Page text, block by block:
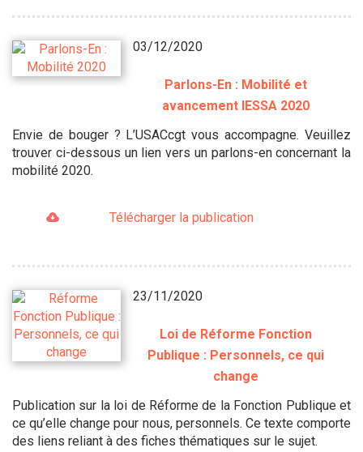
03/12/2020
Parlons-En : Mobilité et
avancement IESSA 2020
Envie de bouger ? L’USACcgt vous accompagne. Veuillez
trouver ci-dessous un lien vers un parlons-en concernant la
mobilité 2020.
Télécharger la publication
23/11/2020
Loi de Réforme Fonction
Publique : Personnels, ce qui
change
Publication sur la loi de Réforme de la Fonction Publique et
ce qu’elle change pour nous, personnels. Ce texte comporte
des liens reliant à des fiches thématiques sur le sujet.